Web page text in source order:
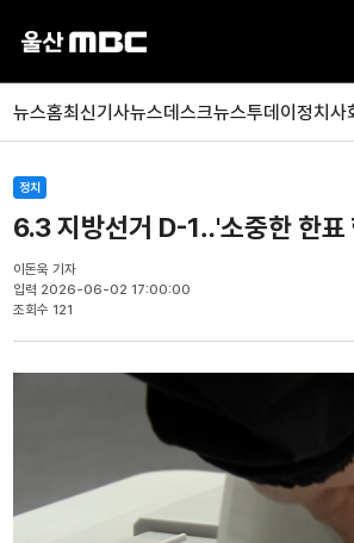
뉴스홈최신기사뉴스데스크뉴스투데이정치사
정치
6.3 지방선거 D-1‥'소중한 한표
이돈욱 기자
입력 2026-06-02 17:00:00
조회수 121